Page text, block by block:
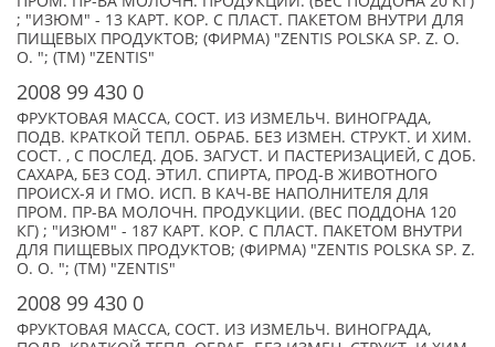
; "ИЗЮМ" - 13 КАРТ. КОР. С ПЛАСТ. ПАКЕТОМ ВНУТРИ ДЛЯ
ПИЩЕВЫХ ПРОДУКТОВ; (ФИРМА) "ZENTIS POLSKA SP. Z. O.
O. "; (TM) "ZENTIS"
2008 99 430 0
ФРУКТОВАЯ МАССА, СОСТ. ИЗ ИЗМЕЛЬЧ. ВИНОГРАДА,
ПОДВ. КРАТКОЙ ТЕПЛ. ОБРАБ. БЕЗ ИЗМЕН. СТРУКТ. И ХИМ.
СОСТ. , С ПОСЛЕД. ДОБ. ЗАГУСТ. И ПАСТЕРИЗАЦИЕЙ, С ДОБ.
САХАРА, БЕЗ СОД. ЭТИЛ. СПИРТА, ПРОД-В ЖИВОТНОГО
ПРОИСХ-Я И ГМО. ИСП. В КАЧ-ВЕ НАПОЛНИТЕЛЯ ДЛЯ
ПРОМ. ПР-ВА МОЛОЧН. ПРОДУКЦИИ. (ВЕС ПОДДОНА 120
КГ) ; "ИЗЮМ" - 187 КАРТ. КОР. С ПЛАСТ. ПАКЕТОМ ВНУТРИ
ДЛЯ ПИЩЕВЫХ ПРОДУКТОВ; (ФИРМА) "ZENTIS POLSKA SP. Z.
O. O. "; (TM) "ZENTIS"
2008 99 430 0
ФРУКТОВАЯ МАССА, СОСТ. ИЗ ИЗМЕЛЬЧ. ВИНОГРАДА,